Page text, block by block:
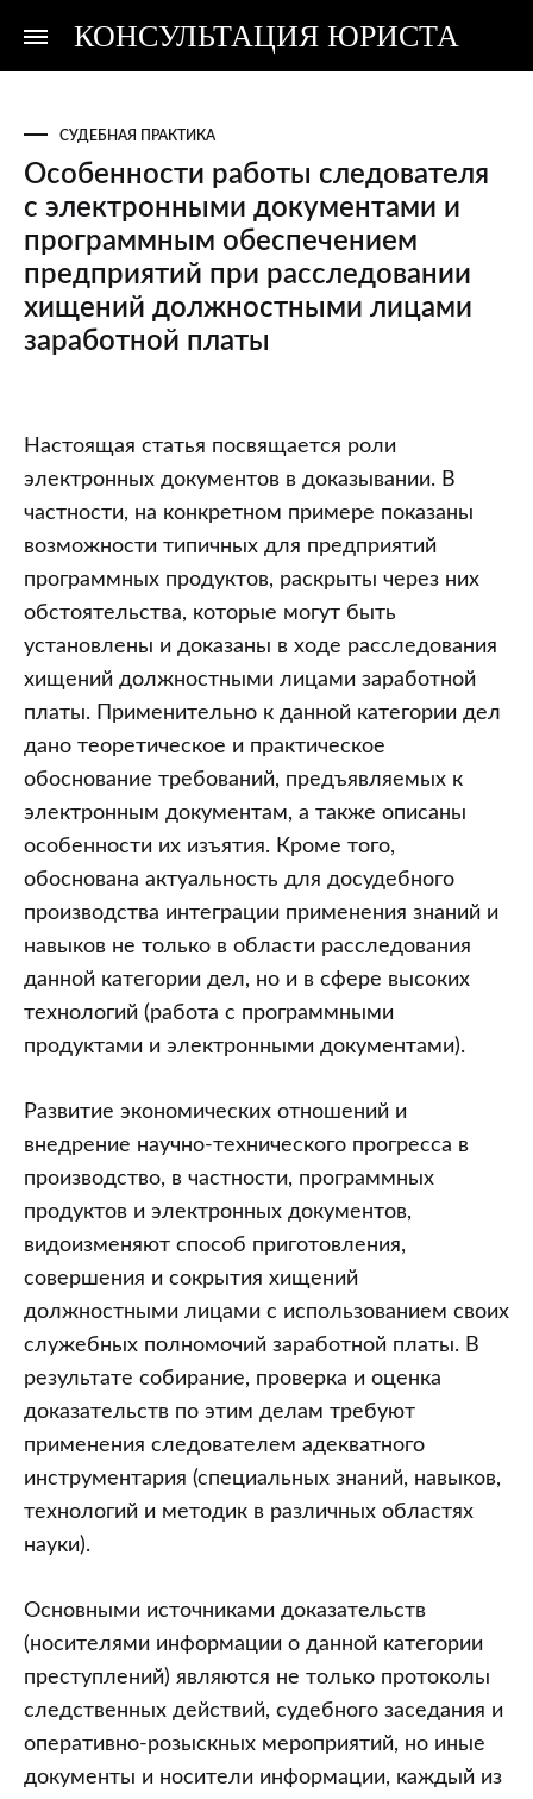
КОНСУЛЬТАЦИЯ ЮРИСТА
Консультация
Консультация
СУДЕБНАЯ ПРАКТИКА
Особенности работы следователя
с электронными документами и
программным обеспечением
предприятий при расследовании
хищений должностными лицами
заработной платы
Особенности
работы
следователя
с
электронными
документами
и
программным
обеспечением
предприятий
при
расследовании
хищений
должностными
лицами
заработной
платы
Настоящая статья посвящается роли
электронных документов в доказывании. В
частности, на конкретном примере показаны
возможности типичных для предприятий
программных продуктов, раскрыты через них
обстоятельства, которые могут быть
установлены и доказаны в ходе расследования
хищений должностными лицами заработной
платы. Применительно к данной категории дел
дано теоретическое и практическое
обоснование требований, предъявляемых к
электронным документам, а также описаны
особенности их изъятия. Кроме того,
обоснована актуальность для досудебного
производства интеграции применения знаний и
навыков не только в области расследования
данной категории дел, но и в сфере высоких
технологий (работа с программными
продуктами и электронными документами).
Развитие экономических отношений и
внедрение научно-технического прогресса в
производство, в частности, программных
продуктов и электронных документов,
видоизменяют способ приготовления,
совершения и сокрытия хищений
должностными лицами с использованием своих
служебных полномочий заработной платы. В
результате собирание, проверка и оценка
доказательств по этим делам требуют
применения следователем адекватного
инструментария (специальных знаний, навыков,
технологий и методик в различных областях
науки).
Основными источниками доказательств
(носителями информации о данной категории
преступлений) являются не только протоколы
следственных действий, судебного заседания и
оперативно-розыскных мероприятий, но иные
документы и носители информации, каждый из